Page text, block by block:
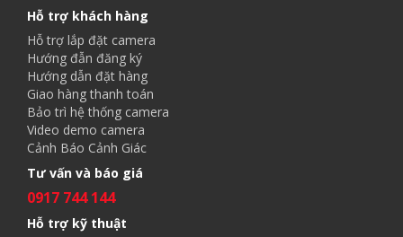
Hỗ trợ khách hàng
Hỗ trợ lắp đặt camera
Hướng đẫn đăng ký
Hướng dẫn đặt hàng
Giao hàng thanh toán
Bảo trì hệ thống camera
Video demo camera
Cảnh Báo Cảnh Giác
Tư vấn và báo giá
0917 744 144
Hỗ trợ kỹ thuật